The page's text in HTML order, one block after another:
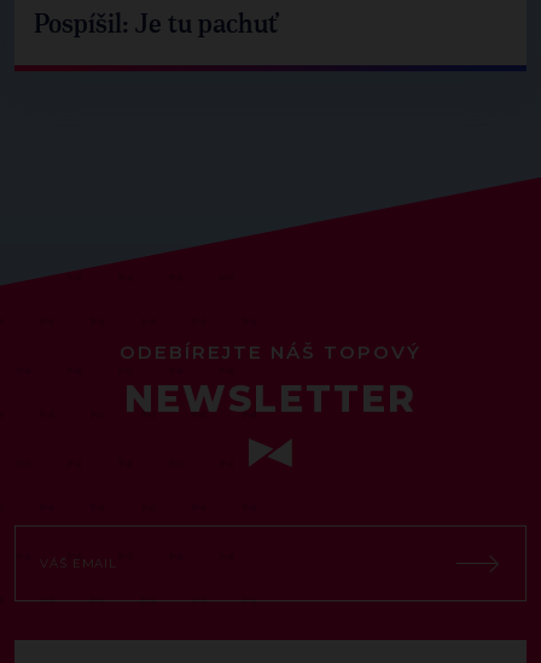
Pospíšil: Je tu pachuť
ODEBÍREJTE NÁŠ TOPOVÝ
NEWSLETTER